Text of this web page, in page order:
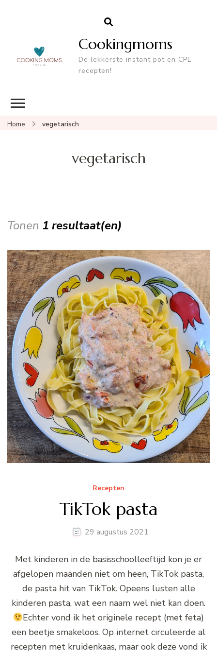
Cookingmoms
De lekkerste instant pot en CPE
recepten!
Home vegetarisch
vegetarisch
Tonen 1 resultaat(en)
Recepten
TikTok pasta
29 augustus 2021
Met kinderen in de basisschoolleeftijd kon je er
afgelopen maanden niet om heen, TikTok pasta,
de pasta hit van TikTok. Opeens lusten alle
kinderen pasta, wat een naam wel niet kan doen.
Echter vond ik het originele recept (met feta)
een beetje smakeloos. Op internet circuleerde al
recepten met kruidenkaas, maar ook deze vond ik